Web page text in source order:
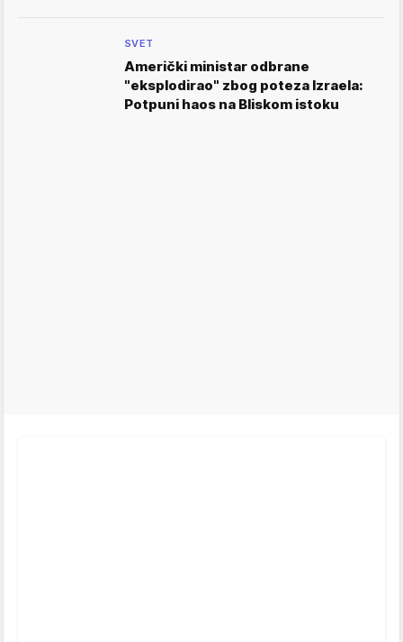
SVET
Američki ministar odbrane
"eksplodirao" zbog poteza Izraela:
Potpuni haos na Bliskom istoku